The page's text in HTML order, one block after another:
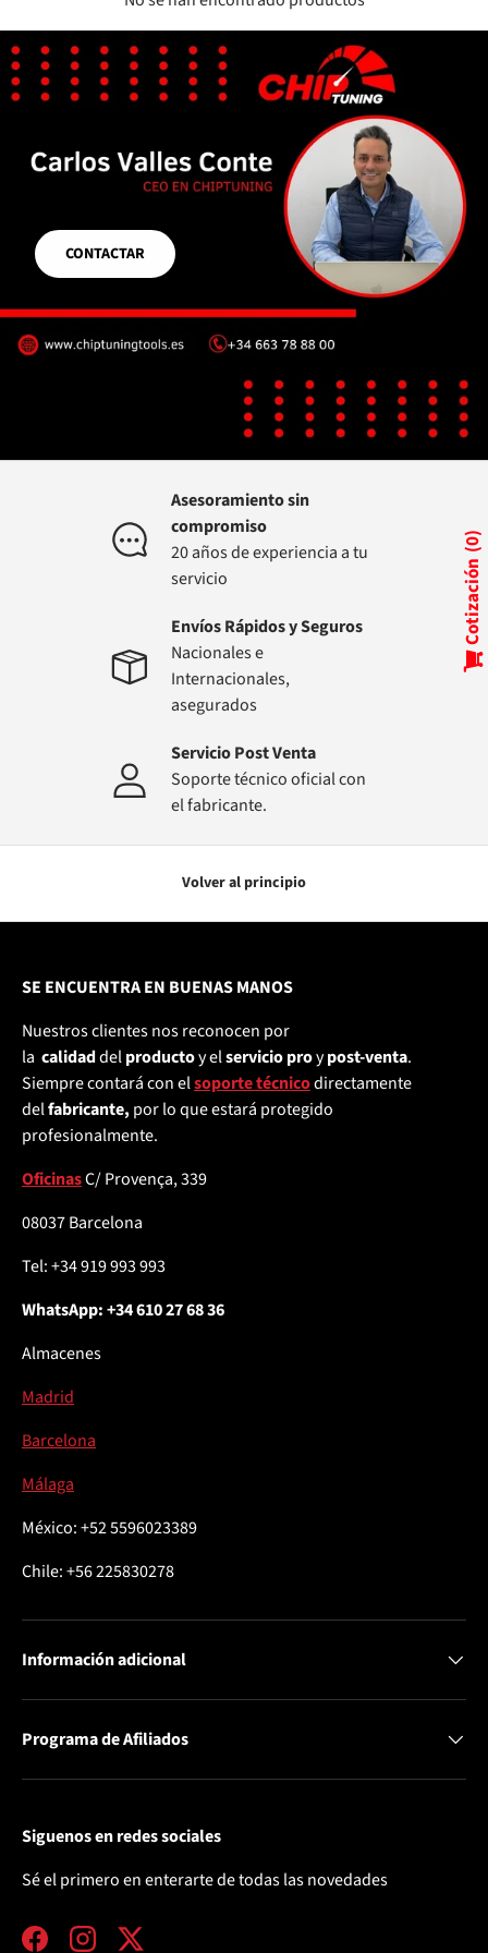
CONTACTAR
Asesoramiento sin
compromiso
20 años de experiencia a tu
servicio
Envíos Rápidos y Seguros
Nacionales e
Internacionales,
asegurados
Servicio Post Venta
Soporte técnico oficial con
el fabricante.
Volver al principio
SE ENCUENTRA EN BUENAS MANOS
Nuestros clientes nos reconocen por
la calidaddelproductoy elservicio proypost-venta.
Siempre contará con elsoporte técnicodirectamente
delfabricante, por lo que estará protegido
profesionalmente.
OficinasC/ Provença, 339
08037 Barcelona
Tel: +34 919 993 993
WhatsApp: +34 610 27 68 36
Almacenes
Madrid
Barcelona
Málaga
México: +52 5596023389
Chile: +56 225830278
Información adicional
Programa de Afiliados
Siguenos en redes sociales
Sé el primero en enterarte de todas las novedades
Cotización
0